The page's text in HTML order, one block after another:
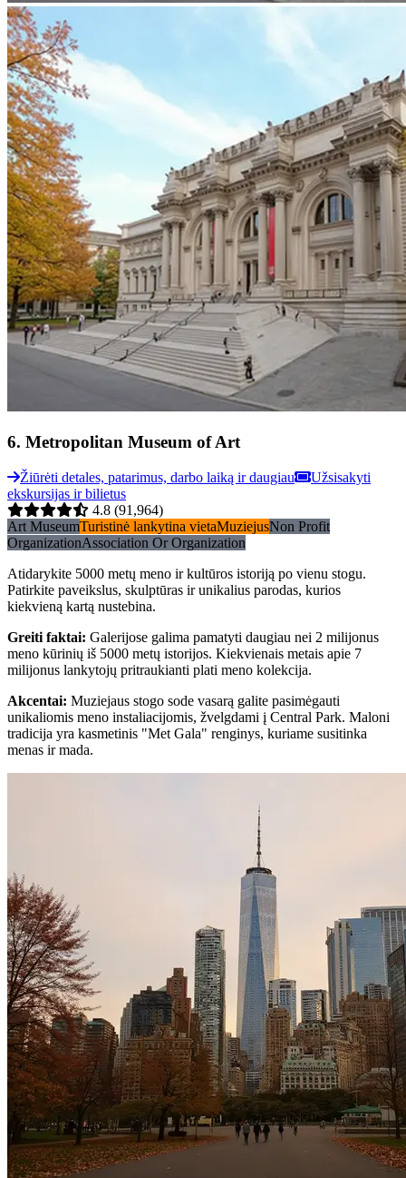
6. Metropolitan Museum of Art
Žiūrėti detales, patarimus, darbo laiką ir daugiau
Užsisakyti
ekskursijas ir bilietus
4.8 (91,964)
Art MuseumTuristinė lankytina vietaMuziejusNon Profit
OrganizationAssociation Or Organization
Atidarykite 5000 metų meno ir kultūros istoriją po vienu stogu.
Patirkite paveikslus, skulptūras ir unikalius parodas, kurios
kiekvieną kartą nustebina.
Greiti faktai: Galerijose galima pamatyti daugiau nei 2 milijonus
meno kūrinių iš 5000 metų istorijos. Kiekvienais metais apie 7
milijonus lankytojų pritraukianti plati meno kolekcija.
Akcentai: Muziejaus stogo sode vasarą galite pasimėgauti
unikaliomis meno instaliacijomis, žvelgdami į Central Park. Maloni
tradicija yra kasmetinis "Met Gala" renginys, kuriame susitinka
menas ir mada.